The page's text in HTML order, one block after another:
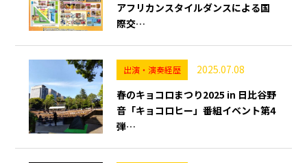
アフリカンスタイルダンスによる国
際交…
出演・演奏経歴
2025.07.08
春のキョコロまつり2025 in 日比谷野
音「キョコロヒー」番組イベント第4
弾…